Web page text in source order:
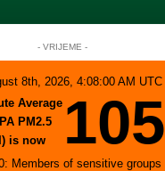
- VRIJEME -
8th, 2026, 4:08:00 AM UTC
Average
PM2.5
is now
105
Members of sensitive groups